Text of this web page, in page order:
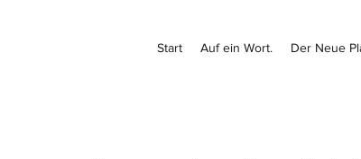
Start Auf ein Wort. Der Neue